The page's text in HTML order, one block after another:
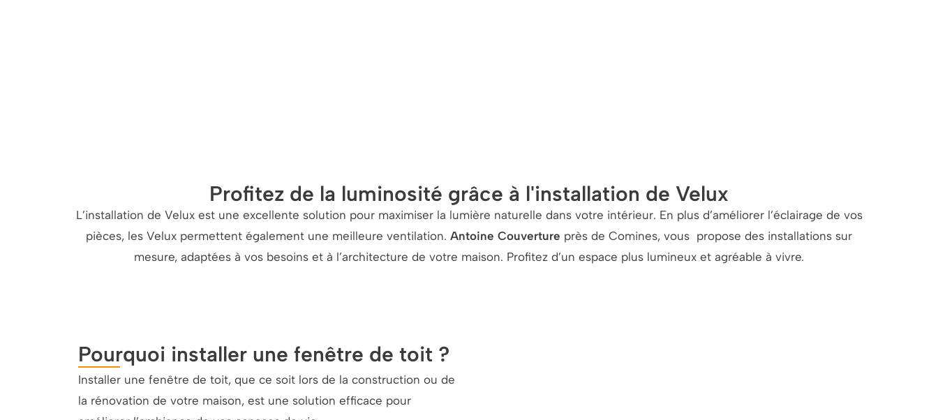
Profitez de la luminosité grâce à l'installation de Velux
L’installation de Velux est une excellente solution pour maximiser la lumière naturelle dans votre intérieur. En plus d’améliorer l’éclairage de vos
pièces, les Velux permettent également une meilleure ventilation. Antoine Couverture près de Comines, vous propose des installations sur
mesure, adaptées à vos besoins et à l’architecture de votre maison. Profitez d’un espace plus lumineux et agréable à vivre.
Pourquoi installer une fenêtre de toit ?
Installer une fenêtre de toit, que ce soit lors de la construction ou de
la rénovation de votre maison, est une solution efficace pour